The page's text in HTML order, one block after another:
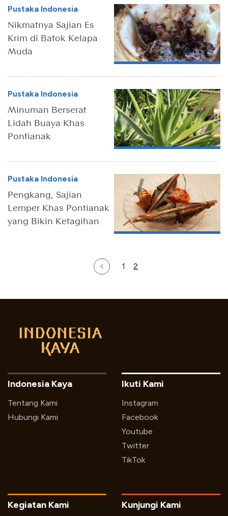
Pustaka Indonesia
Nikmatnya Sajian Es
Krim di Batok Kelapa
Muda
Pustaka Indonesia
Minuman Berserat
Lidah Buaya Khas
Pontianak
Pustaka Indonesia
Pengkang, Sajian
Lemper Khas Pontianak
yang Bikin Ketagihan
1 2
Indonesia Kaya
Tentang Kami
Hubungi Kami
Ikuti Kami
Instagram
Facebook
Youtube
Twitter
TikTok
Kegiatan Kami Kunjungi Kami